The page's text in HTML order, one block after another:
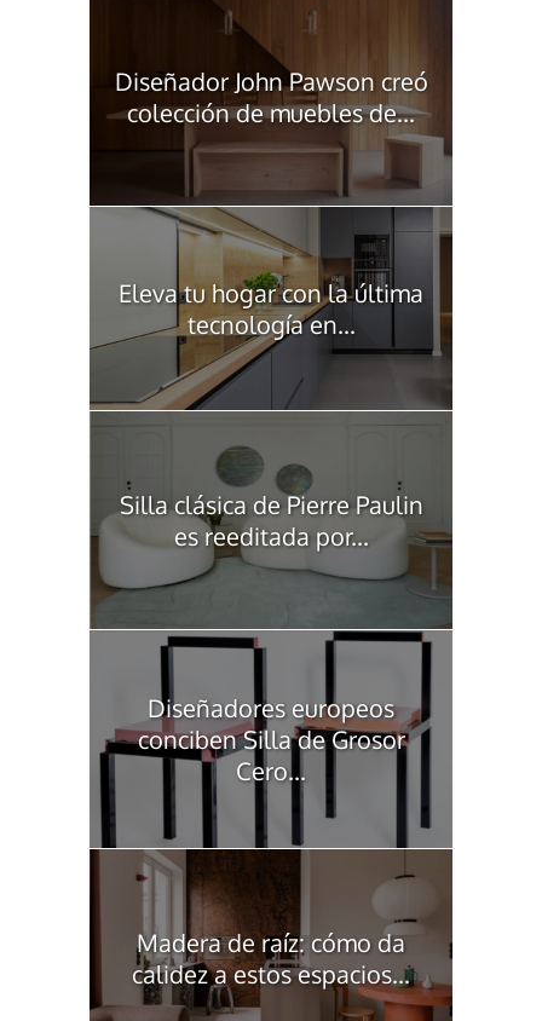
Diseñador John Pawson creó
colección de muebles de...
Eleva tu hogar con la última
tecnología en...
Silla clásica de Pierre Paulin
es reeditada por...
Diseñadores europeos
conciben Silla de Grosor
Cero...
Madera de raíz: cómo da
calidez a estos espacios...